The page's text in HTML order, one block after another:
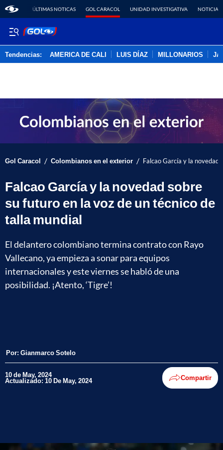
ÚLTIMAS NOTICAS GOL CARACOL UNIDAD INVESTIGATIVA NOTICIAS
Tendencias: AMERICA DE CALI LUIS DÍAZ MILLONARIOS
Gol Caracol / Colombianos en el exterior / Falcao García y la novedad
Falcao García y la novedad sobre
su futuro en la voz de un técnico de
talla mundial
El delantero colombiano termina contrato con Rayo
Vallecano, ya empieza a sonar para equipos
internacionales y este viernes se habló de una
posibilidad. ¡Atento, ‘Tigre’!
Por: Gianmarco Sotelo
10 de May, 2024
Actualizado: 10 De May, 2024 Compartir